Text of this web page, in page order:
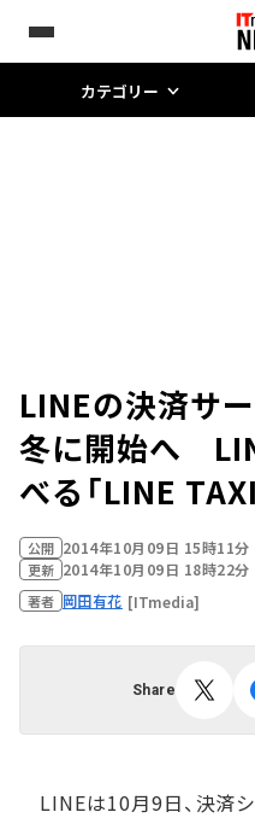
カテゴリー
LINEの決済サ
冬に開始へ
べる「LINE
公開 2014年10月09日 15時11分
更新 2014年10月09日 18時22分
著者 岡田有花 [ITmedia]
Share
LINEは10月9日、決済